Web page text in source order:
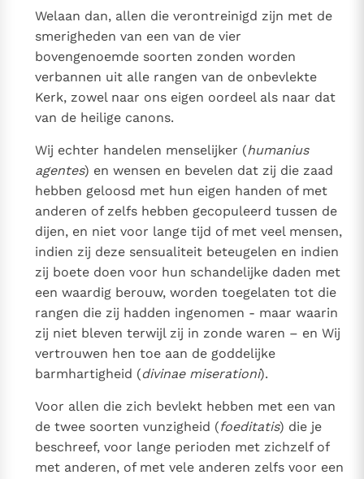
kerkelijke documenten van de Rooms
Katholieke Kerk in het Nederlands beschikbaar
en is volledig afhankelijk van donaties.
Ik help mee!
Welaan dan, allen die verontreinigd zijn met de
smerigheden van een van de vier
bovengenoemde soorten zonden worden
verbannen uit alle rangen van de onbevlekte
Kerk, zowel naar ons eigen oordeel als naar dat
van de heilige canons.
Wij echter handelen menselijker (humanius
agentes) en wensen en bevelen dat zij die zaad
hebben geloosd met hun eigen handen of met
anderen of zelfs hebben gecopuleerd tussen de
dijen, en niet voor lange tijd of met veel mensen,
indien zij deze sensualiteit beteugelen en indien
zij boete doen voor hun schandelijke daden met
een waardig berouw, worden toegelaten tot die
rangen die zij hadden ingenomen - maar waarin
zij niet bleven terwijl zij in zonde waren – en Wij
vertrouwen hen toe aan de goddelijke
barmhartigheid (divinae miserationi).
Voor allen die zich bevlekt hebben met een van
de twee soorten vunzigheid (foeditatis) die je
beschreef, voor lange perioden met zichzelf of
met anderen, of met vele anderen zelfs voor een